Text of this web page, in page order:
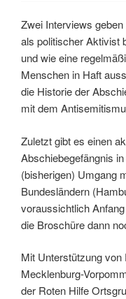
Zwei Interviews
als politischer Aktivist
und wie eine
Menschen in Haft
die Historie der
mit dem
Zuletzt gibt es einen
Abschiebegefängnis
(bisherigen) Umgang
Bundesländern
voraussichtlich
die Broschüre dann
Mit Unterstützung
Mecklenburg-
der Roten Hilfe